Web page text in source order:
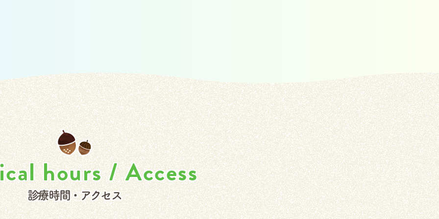
hours / Access
診療時間・アクセス